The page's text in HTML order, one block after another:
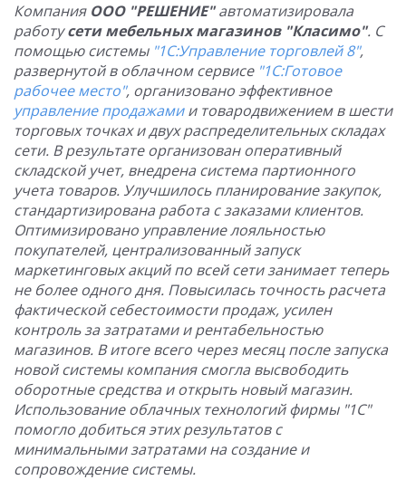
Компания ООО "РЕШЕНИЕ"автоматизировала
работусети мебельных магазинов "Класимо". С
помощью системы "1С:Управление торговлей 8",
развернутой в облачном сервисе "1С:Готовое
рабочее место", организовано эффективное
управление продажамии товародвижением в шести
торговых точках и двух распределительных складах
сети. В результате организован оперативный
складской учет, внедрена система партионного
учета товаров. Улучшилось планирование закупок,
стандартизирована работа с заказами клиентов.
Оптимизировано управление лояльностью
покупателей, централизованный запуск
маркетинговых акций по всей сети занимает теперь
не более одного дня. Повысилась точность расчета
фактической себестоимости продаж, усилен
контроль за затратами и рентабельностью
магазинов. В итоге всего через месяц после запуска
новой системы компания смогла высвободить
оборотные средства и открыть новый магазин.
Использование облачных технологий фирмы "1С"
помогло добиться этих результатов с
минимальными затратами на создание и
сопровождение системы.